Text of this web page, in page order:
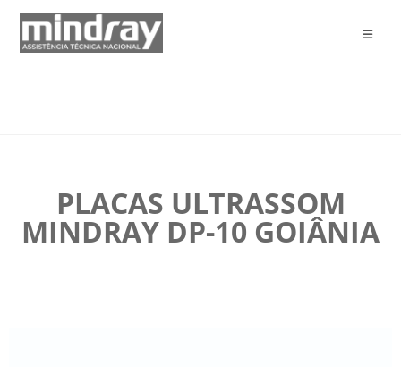
PLACAS ULTRASSOM
MINDRAY DP-10 GOIÂNIA